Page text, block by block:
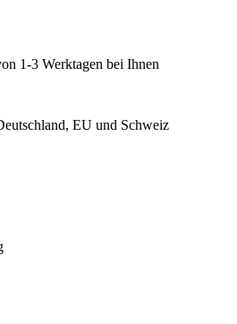
1-3 Werktagen bei Ihnen
EU und Schweiz